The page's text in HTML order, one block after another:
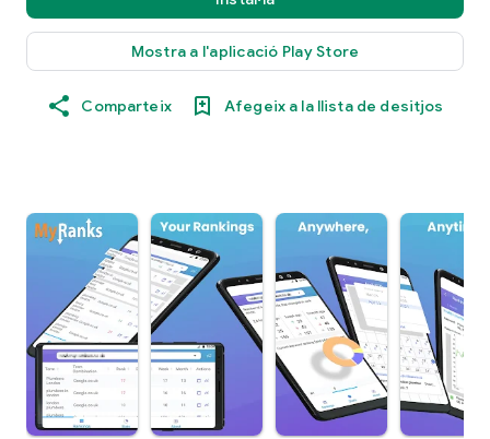
Mostra a l'aplicació Play Store
Comparteix Afegeix a la llista de desitjos